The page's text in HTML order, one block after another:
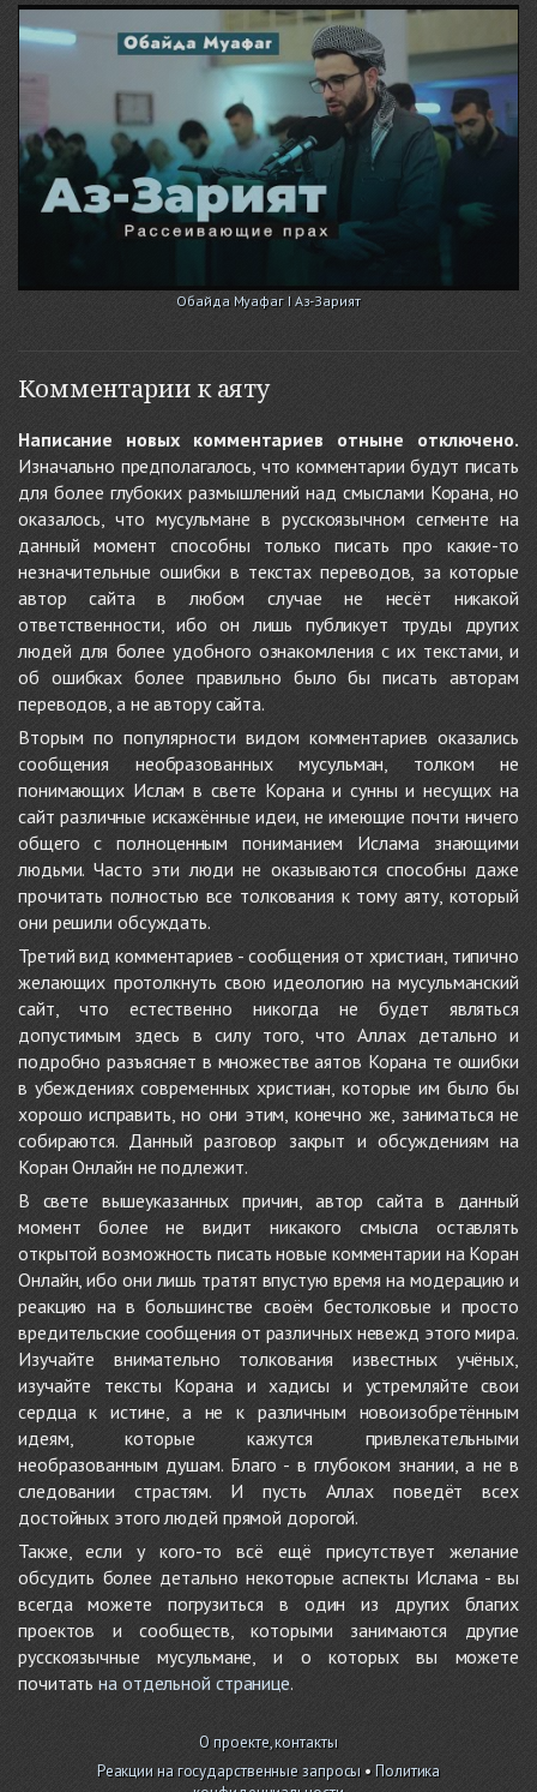
Обайда Муафаг I Аз-Зарият
Комментарии к аяту
Написание новых комментариев отныне отключено.
Изначально предполагалось, что комментарии будут писать
для более глубоких размышлений над смыслами Корана, но
оказалось, что мусульмане в русскоязычном сегменте на
данный момент способны только писать про какие-то
незначительные ошибки в текстах переводов, за которые
автор сайта в любом случае не несёт никакой
ответственности, ибо он лишь публикует труды других
людей для более удобного ознакомления с их текстами, и
об ошибках более правильно было бы писать авторам
переводов, а не автору сайта.
Вторым по популярности видом комментариев оказались
сообщения необразованных мусульман, толком не
понимающих Ислам в свете Корана и сунны и несущих на
сайт различные искажённые идеи, не имеющие почти ничего
общего с полноценным пониманием Ислама знающими
людьми. Часто эти люди не оказываются способны даже
прочитать полностью все толкования к тому аяту, который
они решили обсуждать.
Третий вид комментариев - сообщения от христиан, типично
желающих протолкнуть свою идеологию на мусульманский
сайт, что естественно никогда не будет являться
допустимым здесь в силу того, что Аллах детально и
подробно разъясняет в множестве аятов Корана те ошибки
в убеждениях современных христиан, которые им было бы
хорошо исправить, но они этим, конечно же, заниматься не
собираются. Данный разговор закрыт и обсуждениям на
Коран Онлайн не подлежит.
В свете вышеуказанных причин, автор сайта в данный
момент более не видит никакого смысла оставлять
открытой возможность писать новые комментарии на Коран
Онлайн, ибо они лишь тратят впустую время на модерацию и
реакцию на в большинстве своём бестолковые и просто
вредительские сообщения от различных невежд этого мира.
Изучайте внимательно толкования известных учёных,
изучайте тексты Корана и хадисы и устремляйте свои
сердца к истине, а не к различным новоизобретённым
идеям, которые кажутся привлекательными
необразованным душам. Благо - в глубоком знании, а не в
следовании страстям. И пусть Аллах поведёт всех
достойных этого людей прямой дорогой.
Также, если у кого-то всё ещё присутствует желание
обсудить более детально некоторые аспекты Ислама - вы
всегда можете погрузиться в один из других благих
проектов и сообществ, которыми занимаются другие
русскоязычные мусульмане, и о которых вы можете
почитатьна отдельной странице.
О проекте, контакты
Реакции на государственные запросы •Политика